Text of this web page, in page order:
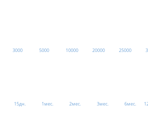
3000 5000 10000 20000 25000
15дн. 1мес. 2мес. 3мес. 6мес.